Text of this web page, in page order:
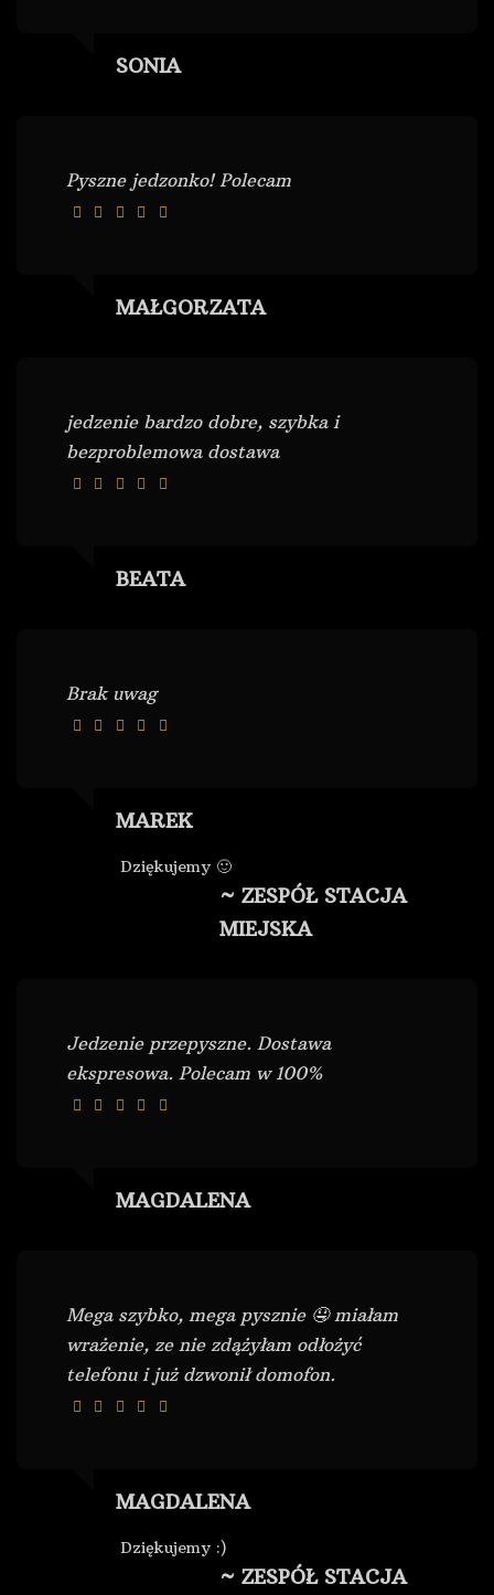
SONIA
Pyszne jedzonko! Polecam
MAŁGORZATA
jedzenie bardzo dobre, szybka i
bezproblemowa dostawa
BEATA
Brak uwag
MAREK
Dziękujemy 🙂
~ ZESPÓŁ STACJA
MIEJSKA
Jedzenie przepyszne. Dostawa
ekspresowa. Polecam w 100%
MAGDALENA
Mega szybko, mega pysznie 🤤 miałam
wrażenie, ze nie zdążyłam odłożyć
telefonu i już dzwonił domofon.
MAGDALENA
Dziękujemy :)
~ ZESPÓŁ STACJA